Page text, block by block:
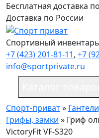
Бесплатная доставка по
Доставка по России
Спортивный
+7 (423) 201-81-11, +7
info@sportprivate.ru
Спорт-приват»
Грифы, замки » Гриф
VictoryFit VF-S320